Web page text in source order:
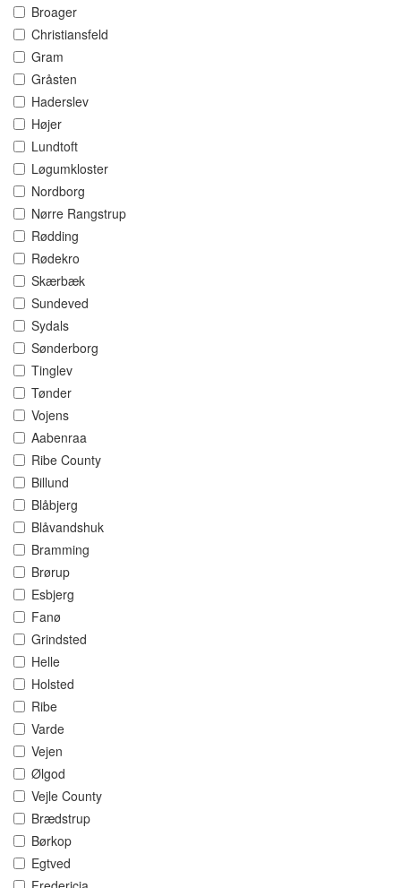
Broager
Christiansfeld
Gram
Gråsten
Haderslev
Højer
Lundtoft
Løgumkloster
Nordborg
Nørre Rangstrup
Rødding
Rødekro
Skærbæk
Sundeved
Sydals
Sønderborg
Tinglev
Tønder
Vojens
Aabenraa
Ribe County
Billund
Blåbjerg
Blåvandshuk
Bramming
Brørup
Esbjerg
Fanø
Grindsted
Helle
Holsted
Ribe
Varde
Vejen
Ølgod
Vejle County
Brædstrup
Børkop
Egtved